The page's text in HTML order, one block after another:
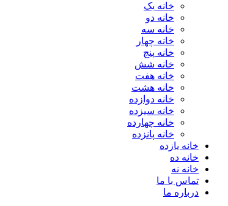
خانه یک
خانه دو
خانه سه
خانه چهار
خانه پنج
خانه شش
خانه هفت
خانه هشت
خانه دوازده
خانه سیزده
خانه چهارده
خانه پانزده
خانه یازده
خانه ده
خانه نه
تماس با ما
درباره ما